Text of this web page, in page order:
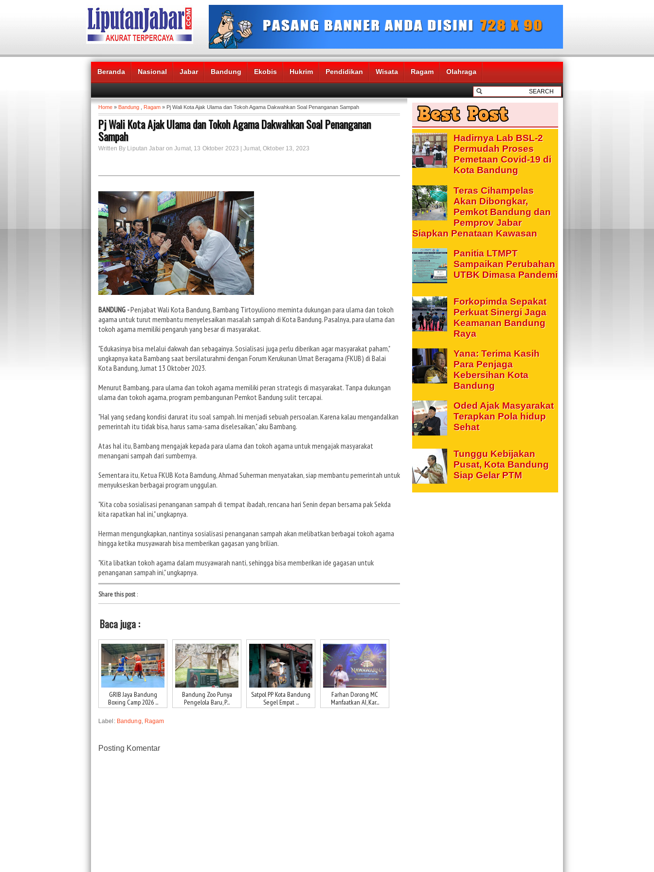
Beranda Nasional Jabar Bandung Ekobis Hukrim Pendidikan Wisata Ragam Olahraga
Headlines News :
Home » Bandung Ragam » Pj Wali Kota Ajak Ulama dan Tokoh Agama Dakwahkan Soal Penanganan Sampah
Pj Wali Kota Ajak Ulama dan Tokoh Agama Dakwahkan Soal Penanganan
Sampah
Written By Liputan Jabar on Jumat, 13 Oktober 2023 | Jumat, Oktober 13, 2023
BANDUNG -Penjabat Wali Kota Bandung, Bambang Tirtoyuliono meminta dukungan para ulama dan tokoh
agama untuk turut membantu menyelesaikan masalah sampah di Kota Bandung. Pasalnya, para ulama dan
tokoh agama memiliki pengaruh yang besar di masyarakat.
"Edukasinya bisa melalui dakwah dan sebagainya. Sosialisasi juga perlu diberikan agar masyarakat paham,"
ungkapnya kata Bambang saat bersilaturahmi dengan Forum Kerukunan Umat Beragama (FKUB) di Balai
Kota Bandung, Jumat 13 Oktober 2023.
Menurut Bambang, para ulama dan tokoh agama memiliki peran strategis di masyarakat. Tanpa dukungan
ulama dan tokoh agama, program pembangunan Pemkot Bandung sulit tercapai.
"Hal yang sedang kondisi darurat itu soal sampah. Ini menjadi sebuah persoalan. Karena kalau mengandalkan
pemerintah itu tidak bisa, harus sama-sama diselesaikan," aku Bambang.
Atas hal itu, Bambang mengajak kepada para ulama dan tokoh agama untuk mengajak masyarakat
menangani sampah dari sumbernya.
Sementara itu, Ketua FKUB Kota Bamdung, Ahmad Suherman menyatakan, siap membantu pemerintah untuk
menyukseskan berbagai program unggulan.
"Kita coba sosialisasi penanganan sampah di tempat ibadah, rencana hari Senin depan bersama pak Sekda
kita rapatkan hal ini," ungkapnya.
Herman mengungkapkan, nantinya sosialisasi penanganan sampah akan melibatkan berbagai tokoh agama
hingga ketika musyawarah bisa memberikan gagasan yang brilian.
"Kita libatkan tokoh agama dalam musyawarah nanti, sehingga bisa memberikan ide gagasan untuk
penanganan sampah ini," ungkapnya.
Share this post:
Baca juga :
GRIB Jaya Bandung
Boxing Camp 2026 ...
Bandung Zoo Punya
Pengelola Baru, P...
Satpol PP Kota Bandung
Segel Empat ...
Farhan Dorong MC
Manfaatkan AI, Kar...
Label: Bandung Ragam
Posting Komentar
Hadirnya Lab BSL-2
Permudah Proses
Pemetaan Covid-19 di
Kota Bandung
Teras Cihampelas
Akan Dibongkar,
Pemkot Bandung dan
Pemprov Jabar
Siapkan Penataan Kawasan
Panitia LTMPT
Sampaikan Perubahan
UTBK Dimasa Pandemi
Forkopimda Sepakat
Perkuat Sinergi Jaga
Keamanan Bandung
Raya
Yana: Terima Kasih
Para Penjaga
Kebersihan Kota
Bandung
Oded Ajak Masyarakat
Terapkan Pola hidup
Sehat
Tunggu Kebijakan
Pusat, Kota Bandung
Siap Gelar PTM